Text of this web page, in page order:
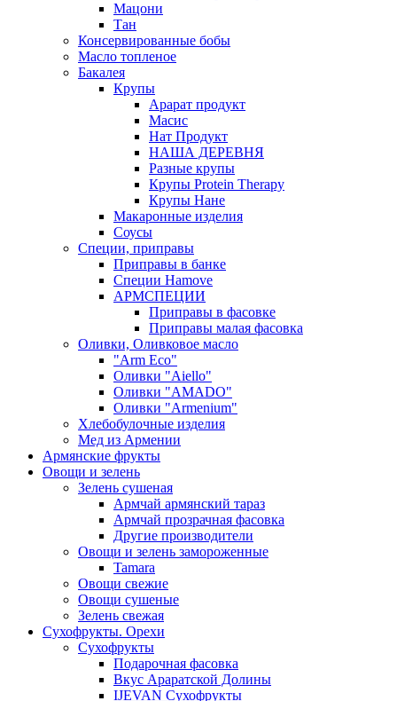
Мацони
Тан
Консервированные бобы
Масло топленое
Бакалея
Крупы
Арарат продукт
Масис
Нат Продукт
НАША ДЕРЕВНЯ
Разные крупы
Крупы Protein Therapy
Крупы Нане
Макаронные изделия
Соусы
Специи, приправы
Приправы в банке
Специи Hamove
АРМСПЕЦИИ
Приправы в фасовке
Приправы малая фасовка
Оливки, Оливковое масло
"Arm Eco"
Оливки "Aiello"
Оливки "AMADO"
Оливки "Armenium"
Хлебобулочные изделия
Мед из Армении
Армянские фрукты
Овощи и зелень
Зелень сушеная
Армчай армянский тараз
Армчай прозрачная фасовка
Другие производители
Овощи и зелень замороженные
Tamara
Овощи свежие
Овощи сушеные
Зелень свежая
Сухофрукты. Орехи
Сухофрукты
Подарочная фасовка
Вкус Араратской Долины
IJEVAN Сухофрукты